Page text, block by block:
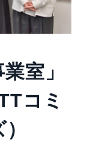
室」
コミ